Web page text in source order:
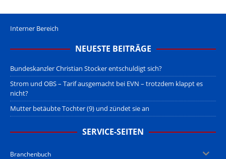
Interner Bereich
NEUESTE BEITRÄGE
Bundeskanzler Christian Stocker entschuldigt sich?
Strom und OBS – Tarif ausgemacht bei EVN – trotzdem klappt es
nicht?
Mutter betäubte Tochter (9) und zündet sie an
SERVICE-SEITEN
Branchenbuch